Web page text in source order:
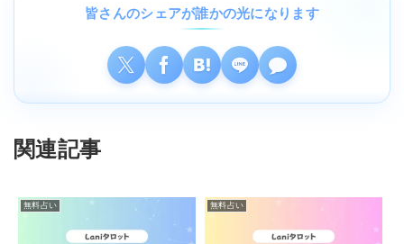
皆さんのシェアが誰かの光になります
関連記事
無料占い 無料占い